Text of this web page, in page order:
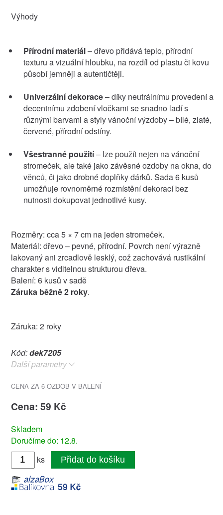
Výhody
Přírodní materiál– dřevo přidává teplo, přírodní
texturu a vizuální hloubku, na rozdíl od plastu či kovu
působí jemněji a autentičtěji.
Univerzální dekorace– díky neutrálnímu provedení a
decentnímu zdobení vločkami se snadno ladí s
různými barvami a styly vánoční výzdoby – bílé, zlaté,
červené, přírodní odstíny.
Všestranné použití– lze použít nejen na vánoční
stromeček, ale také jako závěsné ozdoby na okna, do
věnců, či jako drobné doplňky dárků. Sada 6 kusů
umožňuje rovnoměrné rozmístění dekorací bez
nutnosti dokupovat jednotlivé kusy.
Rozměry: cca 5 × 7 cm na jeden stromeček.
Materiál: dřevo – pevné, přírodní. Povrch není výrazně
lakovaný ani zrcadlově lesklý, což zachovává rustikální
charakter s viditelnou strukturou dřeva.
Balení: 6 kusů v sadě
Záruka běžně 2 roky.
Záruka: 2 roky
Kód:dek7205
Další parametry
CENA ZA 6 OZDOB V BALENÍ
Cena: 59 Kč
Skladem
Doručíme do: 12.8.
ks
Přidat do košíku